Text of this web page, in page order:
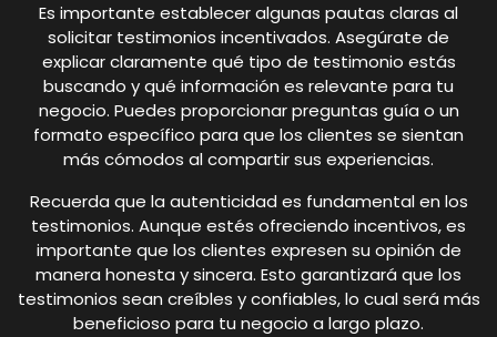
Es importante establecer algunas pautas claras al
solicitar testimonios incentivados. Asegúrate de
explicar claramente qué tipo de testimonio estás
buscando y qué información es relevante para tu
negocio. Puedes proporcionar preguntas guía o un
formato específico para que los clientes se sientan
más cómodos al compartir sus experiencias.
Recuerda que la autenticidad es fundamental en los
testimonios. Aunque estés ofreciendo incentivos, es
importante que los clientes expresen su opinión de
manera honesta y sincera. Esto garantizará que los
testimonios sean creíbles y confiables, lo cual será más
beneficioso para tu negocio a largo plazo.